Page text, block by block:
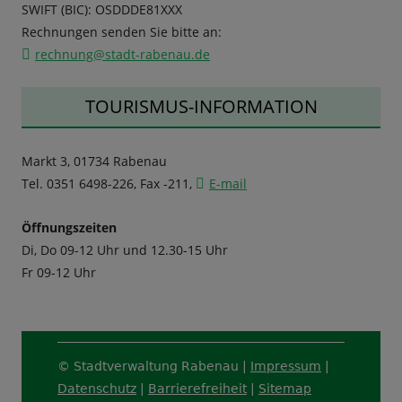
SWIFT (BIC): OSDDDE81XXX
Rechnungen senden Sie bitte an:
rechnung@stadt-rabenau.de
TOURISMUS-INFORMATION
Markt 3, 01734 Rabenau
Tel. 0351 6498-226, Fax -211,
E-mail
Öffnungszeiten
Di, Do 09-12 Uhr und 12.30-15 Uhr
Fr 09-12 Uhr
Footer
Content
© Stadtverwaltung Rabenau | Impressum
Datenschutz
Barrierefreiheit Sitemap